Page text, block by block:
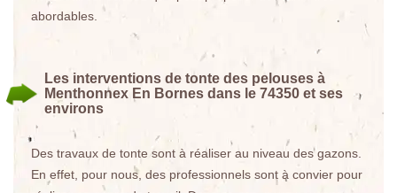
abordables.
Les interventions de tonte des pelouses à
Menthonnex En Bornes dans le 74350 et ses
environs
Des travaux de tonte sont à réaliser au niveau des gazons.
En effet, pour nous, des professionnels sont à convier pour